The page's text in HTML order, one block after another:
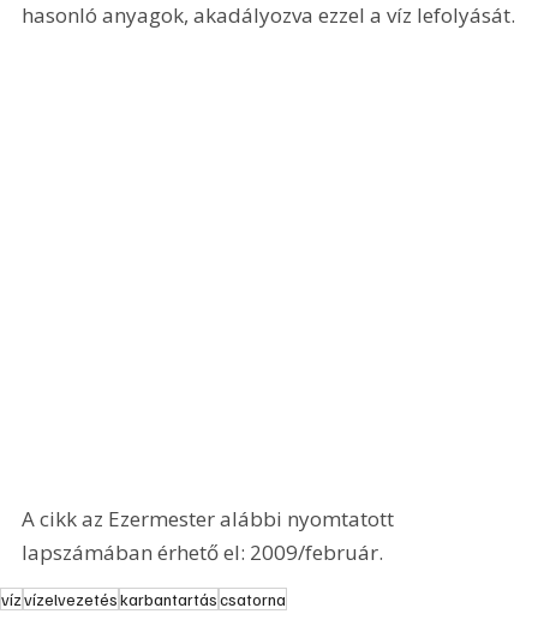
hasonló anyagok, akadályozva ezzel a víz lefolyását.
A cikk az Ezermester alábbi nyomtatott
lapszámában érhető el: 2009/február.
vízvízelvezetéskarbantartáscsatorna